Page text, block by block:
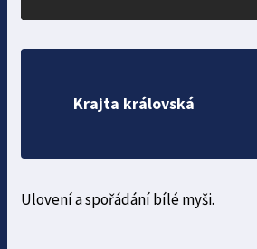
Krajta královská
Ulovení a spořádání bílé myši.